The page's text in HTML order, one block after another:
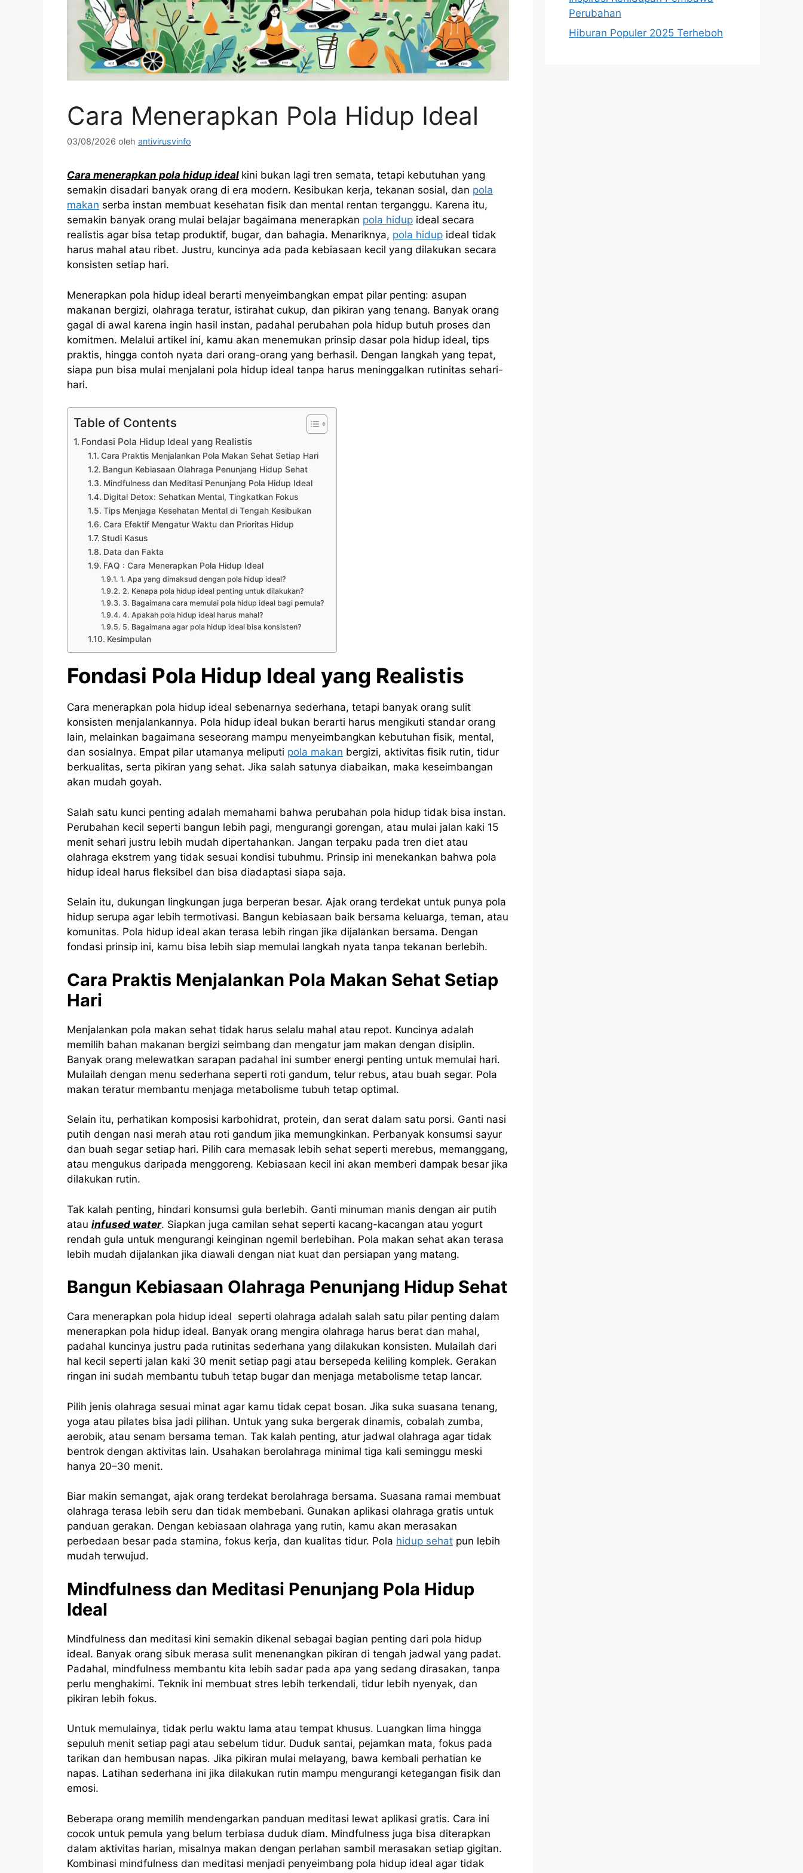
Cara Menerapkan Pola Hidup Ideal
03/08/2026 oleh antivirusvinfo
Cara menerapkan pola hidup ideal kini bukan lagi tren semata, tetapi kebutuhan yang
semakin disadari banyak orang di era modern. Kesibukan kerja, tekanan sosial, dan pola
makan serba instan membuat kesehatan fisik dan mental rentan terganggu. Karena itu,
semakin banyak orang mulai belajar bagaimana menerapkan pola hidup ideal secara
realistis agar bisa tetap produktif, bugar, dan bahagia. Menariknya, pola hidup ideal tidak
harus mahal atau ribet. Justru, kuncinya ada pada kebiasaan kecil yang dilakukan secara
konsisten setiap hari.
Menerapkan pola hidup ideal berarti menyeimbangkan empat pilar penting: asupan
makanan bergizi, olahraga teratur, istirahat cukup, dan pikiran yang tenang. Banyak orang
gagal di awal karena ingin hasil instan, padahal perubahan pola hidup butuh proses dan
komitmen. Melalui artikel ini, kamu akan menemukan prinsip dasar pola hidup ideal, tips
praktis, hingga contoh nyata dari orang-orang yang berhasil. Dengan langkah yang tepat,
siapa pun bisa mulai menjalani pola hidup ideal tanpa harus meninggalkan rutinitas sehari-
hari.
Table of Contents
Fondasi Pola Hidup Ideal yang Realistis
Cara Praktis Menjalankan Pola Makan Sehat Setiap Hari
Bangun Kebiasaan Olahraga Penunjang Hidup Sehat
Mindfulness dan Meditasi Penunjang Pola Hidup Ideal
Digital Detox: Sehatkan Mental, Tingkatkan Fokus
Tips Menjaga Kesehatan Mental di Tengah Kesibukan
Cara Efektif Mengatur Waktu dan Prioritas Hidup
Studi Kasus
Data dan Fakta
FAQ : Cara Menerapkan Pola Hidup Ideal
1. Apa yang dimaksud dengan pola hidup ideal?
2. Kenapa pola hidup ideal penting untuk dilakukan?
3. Bagaimana cara memulai pola hidup ideal bagi pemula?
4. Apakah pola hidup ideal harus mahal?
5. Bagaimana agar pola hidup ideal bisa konsisten?
Kesimpulan
Fondasi Pola Hidup Ideal yang Realistis
Cara menerapkan pola hidup ideal sebenarnya sederhana, tetapi banyak orang sulit
konsisten menjalankannya. Pola hidup ideal bukan berarti harus mengikuti standar orang
lain, melainkan bagaimana seseorang mampu menyeimbangkan kebutuhan fisik, mental,
dan sosialnya. Empat pilar utamanya meliputi pola makan bergizi, aktivitas fisik rutin, tidur
berkualitas, serta pikiran yang sehat. Jika salah satunya diabaikan, maka keseimbangan
akan mudah goyah.
Salah satu kunci penting adalah memahami bahwa perubahan pola hidup tidak bisa instan.
Perubahan kecil seperti bangun lebih pagi, mengurangi gorengan, atau mulai jalan kaki 15
menit sehari justru lebih mudah dipertahankan. Jangan terpaku pada tren diet atau
olahraga ekstrem yang tidak sesuai kondisi tubuhmu. Prinsip ini menekankan bahwa pola
hidup ideal harus fleksibel dan bisa diadaptasi siapa saja.
Selain itu, dukungan lingkungan juga berperan besar. Ajak orang terdekat untuk punya pola
hidup serupa agar lebih termotivasi. Bangun kebiasaan baik bersama keluarga, teman, atau
komunitas. Pola hidup ideal akan terasa lebih ringan jika dijalankan bersama. Dengan
fondasi prinsip ini, kamu bisa lebih siap memulai langkah nyata tanpa tekanan berlebih.
Cara Praktis Menjalankan Pola Makan Sehat Setiap
Hari
Menjalankan pola makan sehat tidak harus selalu mahal atau repot. Kuncinya adalah
memilih bahan makanan bergizi seimbang dan mengatur jam makan dengan disiplin.
Banyak orang melewatkan sarapan padahal ini sumber energi penting untuk memulai hari.
Mulailah dengan menu sederhana seperti roti gandum, telur rebus, atau buah segar. Pola
makan teratur membantu menjaga metabolisme tubuh tetap optimal.
Selain itu, perhatikan komposisi karbohidrat, protein, dan serat dalam satu porsi. Ganti nasi
putih dengan nasi merah atau roti gandum jika memungkinkan. Perbanyak konsumsi sayur
dan buah segar setiap hari. Pilih cara memasak lebih sehat seperti merebus, memanggang,
atau mengukus daripada menggoreng. Kebiasaan kecil ini akan memberi dampak besar jika
dilakukan rutin.
Tak kalah penting, hindari konsumsi gula berlebih. Ganti minuman manis dengan air putih
atau infused water. Siapkan juga camilan sehat seperti kacang-kacangan atau yogurt
rendah gula untuk mengurangi keinginan ngemil berlebihan. Pola makan sehat akan terasa
lebih mudah dijalankan jika diawali dengan niat kuat dan persiapan yang matang.
Bangun Kebiasaan Olahraga Penunjang Hidup Sehat
Cara menerapkan pola hidup ideal seperti olahraga adalah salah satu pilar penting dalam
menerapkan pola hidup ideal. Banyak orang mengira olahraga harus berat dan mahal,
padahal kuncinya justru pada rutinitas sederhana yang dilakukan konsisten. Mulailah dari
hal kecil seperti jalan kaki 30 menit setiap pagi atau bersepeda keliling komplek. Gerakan
ringan ini sudah membantu tubuh tetap bugar dan menjaga metabolisme tetap lancar.
Pilih jenis olahraga sesuai minat agar kamu tidak cepat bosan. Jika suka suasana tenang,
yoga atau pilates bisa jadi pilihan. Untuk yang suka bergerak dinamis, cobalah zumba,
aerobik, atau senam bersama teman. Tak kalah penting, atur jadwal olahraga agar tidak
bentrok dengan aktivitas lain. Usahakan berolahraga minimal tiga kali seminggu meski
hanya 20–30 menit.
Biar makin semangat, ajak orang terdekat berolahraga bersama. Suasana ramai membuat
olahraga terasa lebih seru dan tidak membebani. Gunakan aplikasi olahraga gratis untuk
panduan gerakan. Dengan kebiasaan olahraga yang rutin, kamu akan merasakan
perbedaan besar pada stamina, fokus kerja, dan kualitas tidur. Pola hidup sehat pun lebih
mudah terwujud.
Mindfulness dan Meditasi Penunjang Pola Hidup
Ideal
Mindfulness dan meditasi kini semakin dikenal sebagai bagian penting dari pola hidup
ideal. Banyak orang sibuk merasa sulit menenangkan pikiran di tengah jadwal yang padat.
Padahal, mindfulness membantu kita lebih sadar pada apa yang sedang dirasakan, tanpa
perlu menghakimi. Teknik ini membuat stres lebih terkendali, tidur lebih nyenyak, dan
pikiran lebih fokus.
Untuk memulainya, tidak perlu waktu lama atau tempat khusus. Luangkan lima hingga
sepuluh menit setiap pagi atau sebelum tidur. Duduk santai, pejamkan mata, fokus pada
tarikan dan hembusan napas. Jika pikiran mulai melayang, bawa kembali perhatian ke
napas. Latihan sederhana ini jika dilakukan rutin mampu mengurangi ketegangan fisik dan
emosi.
Beberapa orang memilih mendengarkan panduan meditasi lewat aplikasi gratis. Cara ini
cocok untuk pemula yang belum terbiasa duduk diam. Mindfulness juga bisa diterapkan
dalam aktivitas harian, misalnya makan dengan perlahan sambil merasakan setiap gigitan.
Kombinasi mindfulness dan meditasi menjadi penyeimbang pola hidup ideal agar tidak
Perubahan
Hiburan Populer 2025 Terheboh